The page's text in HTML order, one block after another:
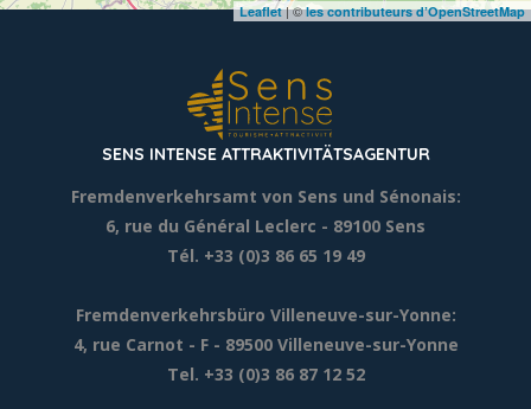
Leaflet| ©les contributeurs d’OpenStreetMap
SENS INTENSE ATTRAKTIVITÄTSAGENTUR
Fremdenverkehrsamt von Sens und Sénonais:
6, rue du Général Leclerc - 89100 Sens
Tél. +33 (0)3 86 65 19 49
Fremdenverkehrsbüro Villeneuve-sur-Yonne:
4, rue Carnot - F - 89500 Villeneuve-sur-Yonne
Tel. +33 (0)3 86 87 12 52